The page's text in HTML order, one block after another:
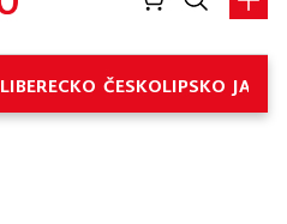
LIBERECKO ČESKOLIPSKO